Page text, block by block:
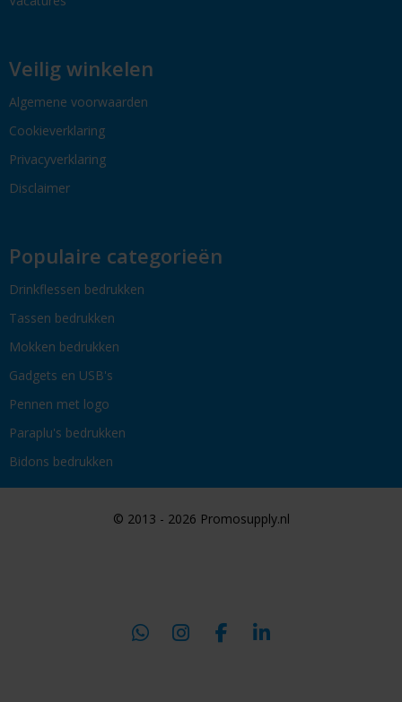
Veilig winkelen
Algemene voorwaarden
Cookieverklaring
Privacyverklaring
Disclaimer
Populaire categorieën
Drinkflessen bedrukken
Tassen bedrukken
Mokken bedrukken
Gadgets en USB's
Pennen met logo
Paraplu's bedrukken
Bidons bedrukken
© 2013 - 2026 Promosupply.nl